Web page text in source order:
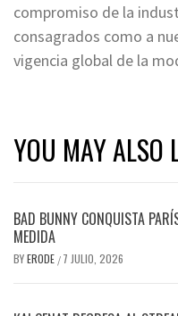
compromiso de la
consagrados como a
vigencia global de la
YOU MAY ALSO
BAD BUNNY CONQUISTA
MEDIDA
BYERODE / 7 JULIO, 2026